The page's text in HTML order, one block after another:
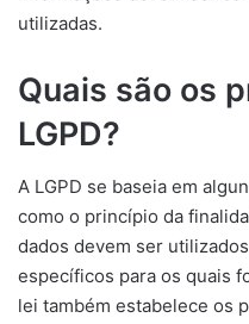
utilizadas.
Quais são os
LGPD?
A LGPD se baseia em
como o princípio da
dados devem ser
específicos para os quais
lei também estabelece os